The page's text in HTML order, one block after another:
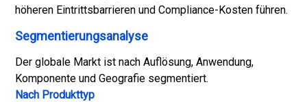
höheren Eintrittsbarrieren und Compliance-Kosten führen.
Segmentierungsanalyse
Der globale Markt ist nach Auflösung, Anwendung,
Komponente und Geografie segmentiert.
Nach Produkttyp